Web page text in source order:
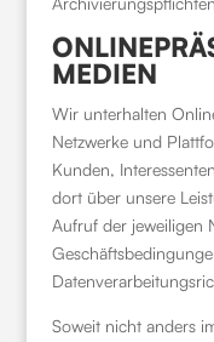
MEDIEN
Wir unterhalten
Netzwerke und
Kunden,
dort über unsere
Aufruf der jeweiligen
Soweit nicht anders